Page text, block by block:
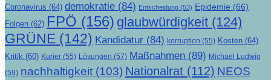
Coronavirus (64) demokratie (84) Entscheidung (53) Epidemie (66)
Folgen (62) FPÖ (156) glaubwürdigkeit (124)
GRÜNE (142) Kandidatur (84) korruption (55) Kosten (64)
Kritik (60) Kurier (55) Lösungen (57) Maßnahmen (89) Michael Ludwig
(59) nachhaltigkeit (103) Nationalrat (112) NEOS